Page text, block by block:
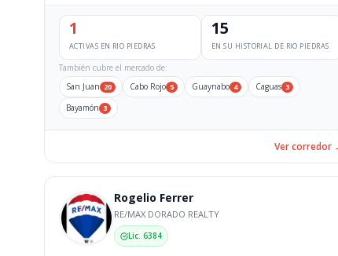
1
ACTIVAS EN RIO PIEDRAS
15
EN SU HISTORIAL DE RIO PIEDRAS
También cubre el mercado de:
San Juan 20 Cabo Rojo 5 Guaynabo 4 Caguas 3
Bayamón 3
Ver corredor
Rogelio Ferrer
RE/MAX DORADO REALTY
Lic. 6384